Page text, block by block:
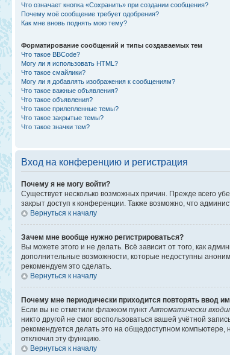
Что означает кнопка «Сохранить» при создании сообщения?
Почему моё сообщение требует одобрения?
Как мне вновь поднять мою тему?
Форматирование сообщений и типы создаваемых тем
Что такое BBCode?
Могу ли я использовать HTML?
Что такое смайлики?
Могу ли я добавлять изображения к сообщениям?
Что такое важные объявления?
Что такое объявления?
Что такое прилепленные темы?
Что такое закрытые темы?
Что такое значки тем?
Вход на конференцию и регистрация
Почему я не могу войти?
Существует несколько возможных причин. Прежде всего
закрыт доступ к конференции. Также возможно, что
Вернуться к началу
Зачем мне вообще нужно регистрироваться?
Вы можете этого и не делать. Всё зависит от того, как
дополнительные возможности, которые недоступны
рекомендуем это сделать.
Вернуться к началу
Почему мне периодически приходится повторять ввод
Если вы не отметили флажком пункт Автоматически
никто другой не смог воспользоваться вашей учётной
рекомендуется делать это на общедоступном компьютере,
отключил эту функцию.
Вернуться к началу